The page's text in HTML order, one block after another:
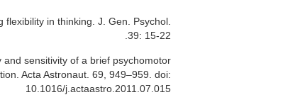
flexibility in thinking. J. Gen. Psychol.
39: 15-22.
and sensitivity of a brief psychomotor
Acta Astronaut. 69, 949–959. doi:
10.1016/j.actaastro.2011.07.015